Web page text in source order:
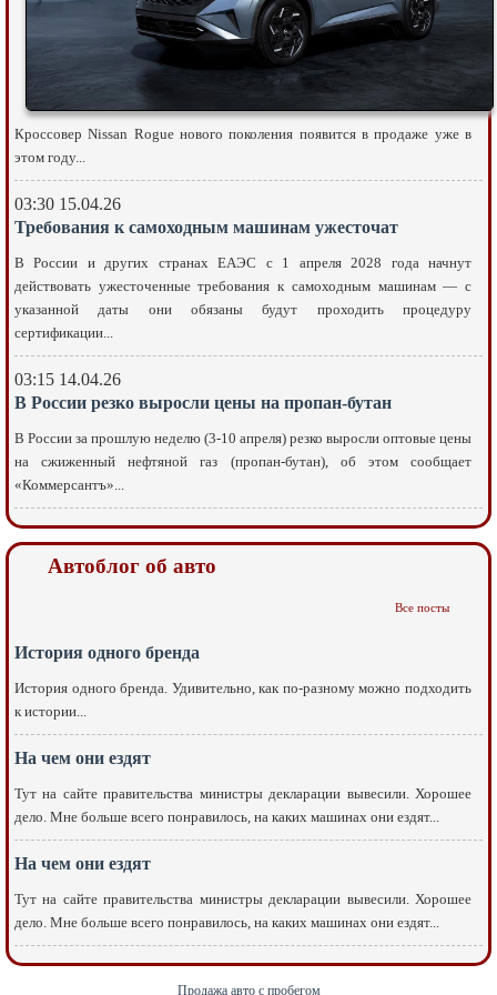
Кроссовер Nissan Rogue нового поколения появится в продаже уже в
этом году...
03:30 15.04.26
Требования к самоходным машинам ужесточат
В России и других странах ЕАЭС с 1 апреля 2028 года начнут
действовать ужесточенные требования к самоходным машинам — с
указанной даты они обязаны будут проходить процедуру
сертификации...
03:15 14.04.26
В России резко выросли цены на пропан-бутан
В России за прошлую неделю (3-10 апреля) резко выросли оптовые цены
на сжиженный нефтяной газ (пропан-бутан), об этом сообщает
«Коммерсантъ»...
Автоблог об авто
Все посты
История одного бренда
История одного бренда. Удивительно, как по-разному можно подходить
к истории...
На чем они ездят
Тут на сайте правительства министры декларации вывесили. Хорошее
дело. Мне больше всего понравилось, на каких машинах они ездят...
На чем они ездят
Тут на сайте правительства министры декларации вывесили. Хорошее
дело. Мне больше всего понравилось, на каких машинах они ездят...
Продажа авто с пробегом